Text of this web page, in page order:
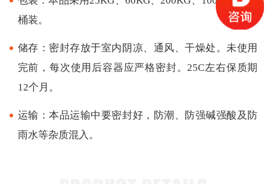
桶装。
储存：密封存放于室内阴凉、通风、干燥处。未使用
完前，每次使用后容器应严格密封。25C左右保质期
12个月。
运输：本品运输中要密封好，防潮、防强碱强酸及防
雨水等杂质混入。